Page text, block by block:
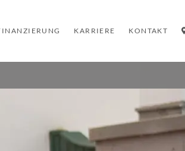
KARRIERE KONTAKT